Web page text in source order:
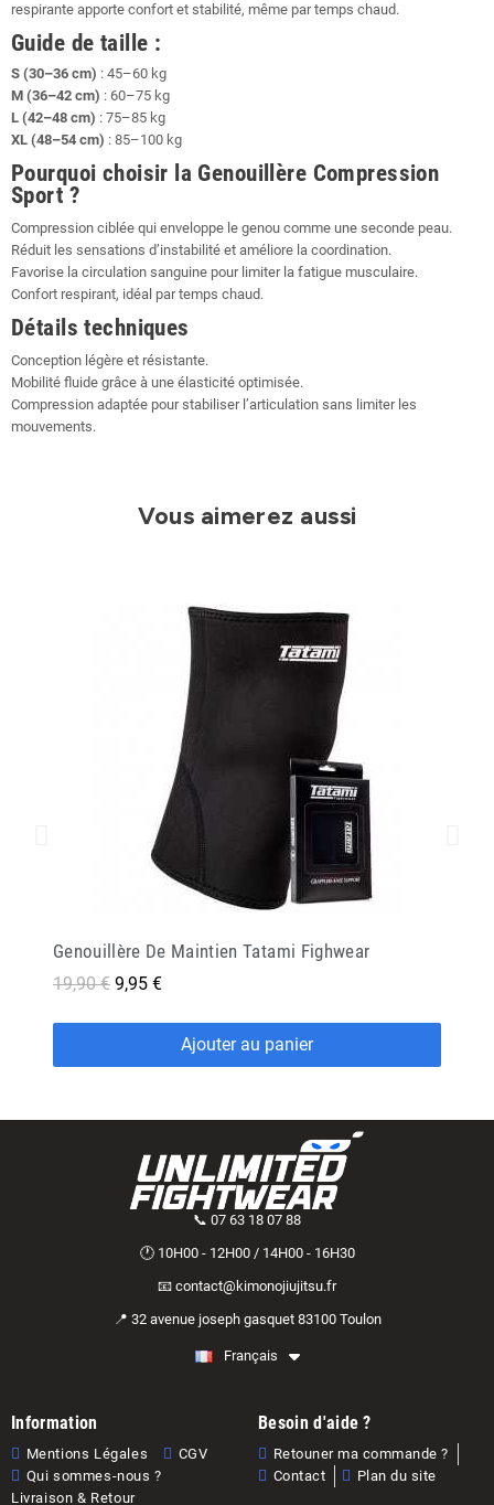
respirante apporte confort et stabilité, même par temps chaud.
Guide de taille :
S (30–36 cm) : 45–60 kg
M (36–42 cm) : 60–75 kg
L (42–48 cm) : 75–85 kg
XL (48–54 cm) : 85–100 kg
Pourquoi choisir la Genouillère Compression
Sport ?
Compression ciblée qui enveloppe le genou comme une seconde peau.
Réduit les sensations d’instabilité et améliore la coordination.
Favorise la circulation sanguine pour limiter la fatigue musculaire.
Confort respirant, idéal par temps chaud.
Détails techniques
Conception légère et résistante.
Mobilité fluide grâce à une élasticité optimisée.
Compression adaptée pour stabiliser l’articulation sans limiter les
mouvements.
Vous aimerez aussi
Genouillère De Maintien Tatami Fighwear
19,90 € 9,95 €
Ajouter au panier
📞 07 63 18 07 88
🕐 10H00 - 12H00 / 14H00 - 16H30
📧 contact@kimonojiujitsu.fr
📍 32 avenue joseph gasquet 83100 Toulon
Français
Information
Mentions Légales
CGV
Qui sommes-nous ?
Livraison & Retour
Besoin d'aide ?
Retouner ma commande ?
Contact
Plan du site